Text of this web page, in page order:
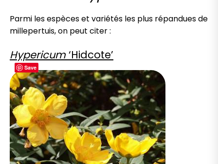
Parmi les espèces et variétés les plus répandues de
millepertuis, on peut citer :
Hypericum ‘Hidcote’
Save